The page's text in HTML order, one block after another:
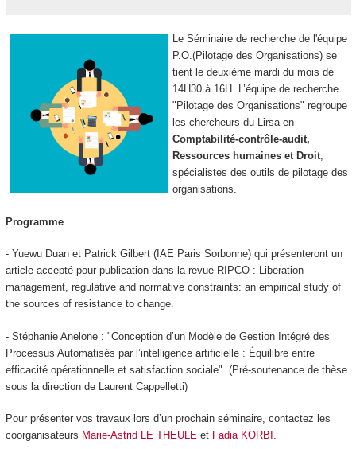
Le Séminaire de recherche de l'équipe
P.O.(Pilotage des Organisations) se
tient le deuxième mardi du mois de
14H30 à 16H. L’équipe de recherche
"Pilotage des Organisations" regroupe
les chercheurs du Lirsa en
Comptabilité-contrôle-audit,
Ressources humaines et Droit,
spécialistes des outils de pilotage des
organisations.
Programme
- Yuewu Duan et Patrick Gilbert (IAE Paris Sorbonne) qui présenteront un
article accepté pour publication dans la revue RIPCO : Liberation
management, regulative and normative constraints: an empirical study of
the sources of resistance to change.
- Stéphanie Anelone : "Conception d’un Modèle de Gestion Intégré des
Processus Automatisés par l’intelligence artificielle : Équilibre entre
efficacité opérationnelle et satisfaction sociale" (Pré-soutenance de thèse
sous la direction de Laurent Cappelletti)
Pour présenter vos travaux lors d’un prochain séminaire, contactez les
coorganisateurs Marie-Astrid LE THEULEet Fadia KORBI .